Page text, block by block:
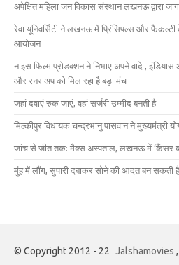
अपेक्षित महिला जन विकास संस्थान लखनऊ द्वारा
रेवा यूनिवर्सिटी ने लखनऊ में प्रिंसिपल्स और
आयोजन
नाइस फिल्म प्रोडक्शन ने निभाए अपने वादे ,
और रनर अप को मिल रहा है बड़ा मंच
जहां दवाएं रुक जाएं, वहां सर्जरी उम्मीद बनती है
मिल्कीपुर विधायक चन्द्रभानु पासवान ने मुख्यमंत्री
जांच से जीत तक: मैक्स अस्पताल, लखनऊ में ‘कैंसर
मुंह में लौंग, सुपारी दबाकर सोने की आदत बन सकती
© Copyright 2012 - 22 Jalshamovies